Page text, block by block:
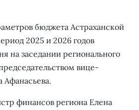
бюджета Астраханской
2025 и 2026 годов
на заседании регионального
вице-
Афанасьева.
финансов региона Елена